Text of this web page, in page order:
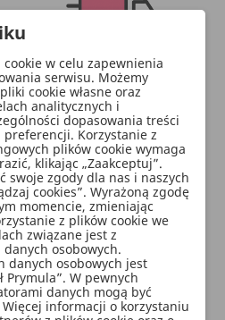
w kolorze różowego złota,
w celu zapewnienia
serwisu. Możemy
cookie własne oraz
analitycznych i
dopasowania treści
Korzystanie z
plików cookie wymaga
klikając „Zaakceptuj”.
swoje zgody dla nas i naszych
cookies”. Wyrażoną zgodę
momencie, zmieniając
z plików cookie we
związane jest z
osobowych.
danych osobowych jest
Prymula”. W pewnych
danych mogą być
informacji o korzystaniu